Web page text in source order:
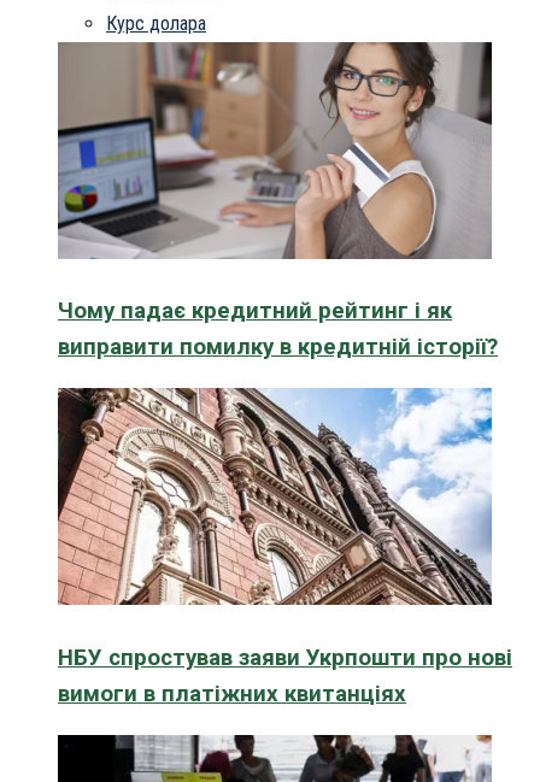
Курс долара
Чому падає кредитний рейтинг і як
виправити помилку в кредитній історії?
НБУ спростував заяви Укрпошти про нові
вимоги в платіжних квитанціях